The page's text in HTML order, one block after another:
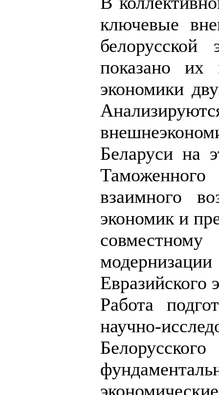
ключевые
показано их
экономики
Беларуси на
взаимного
экономик и
Евразийского
Работа
научно-